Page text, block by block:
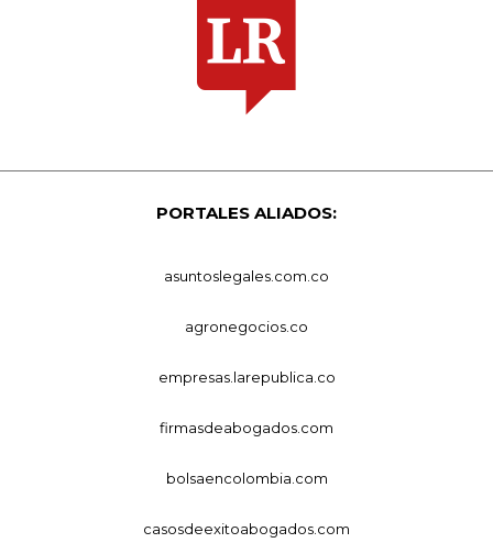
PORTALES ALIADOS:
asuntoslegales.com.co
agronegocios.co
empresas.larepublica.co
firmasdeabogados.com
bolsaencolombia.com
casosdeexitoabogados.com